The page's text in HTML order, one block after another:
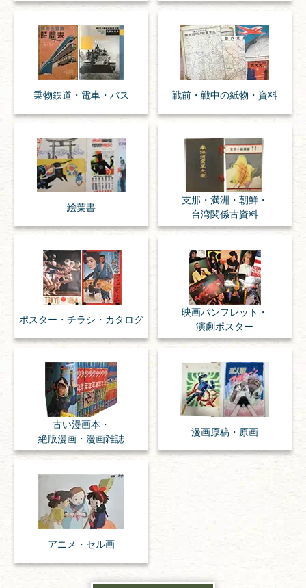
乗物鉄道・ 電車・ バス 戦前・戦中の紙物・資料
絵葉書
支那・満洲・朝鮮・
台湾関係古資料
ポスター・チラシ・ カタログ
映画パンフレット・
演劇ポスター
古い漫画本・
絶版漫画・漫画雑誌
漫画原稿・ 原画
アニメ・ セル画